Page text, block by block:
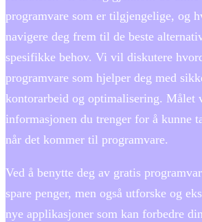
programvare som er tilgjengelige, og
navigere deg frem til de beste
spesifikke behov. Vi vil diskutere
programvare som hjelper deg med
kontorarbeid og optimalisering. Målet
informasjonen du trenger for å kunne
når det kommer til programvare.
Ved å benytte deg av gratis
spare penger, men også utforske og
nye applikasjoner som kan forbedre